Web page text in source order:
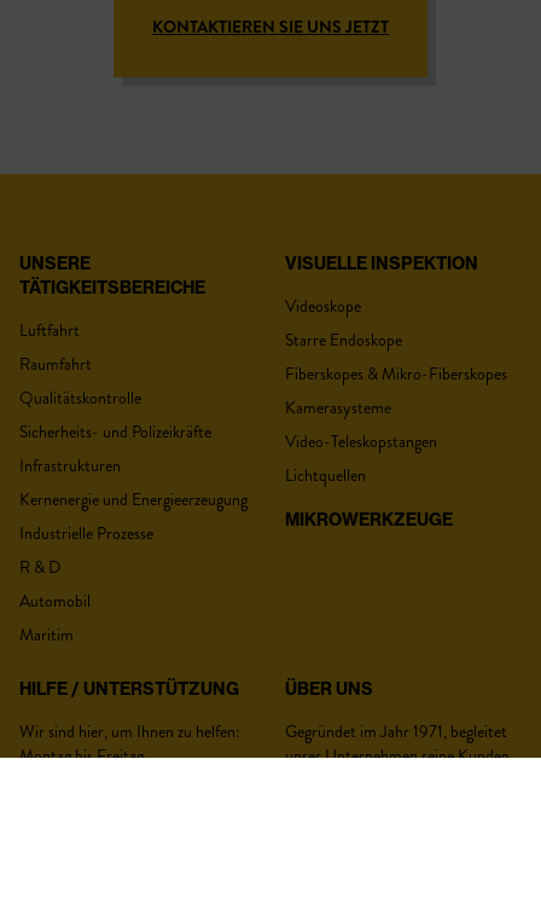
KONTAKTIEREN SIE UNS JETZT
UNSERE
TÄTIGKEITSBEREICHE
Luftfahrt
Raumfahrt
Qualitätskontrolle
Sicherheits- und Polizeikräfte
Infrastrukturen
Kernenergie und Energieerzeugung
Industrielle Prozesse
R & D
Automobil
Maritim
HILFE / UNTERSTÜTZUNG
Wir sind hier, um Ihnen zu helfen:
Montag bis Freitag
VISUELLE INSPEKTION
Videoskope
Starre Endoskope
Fiberskopes & Mikro-Fiberskopes
Kamerasysteme
Video-Teleskopstangen
Lichtquellen
MIKROWERKZEUGE
ÜBER UNS
Gegründet im Jahr 1971, begleitet
unser Unternehmen seine Kunden